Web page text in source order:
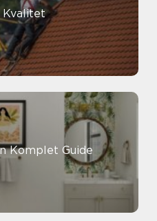
Kvalitet
Komplet Guide